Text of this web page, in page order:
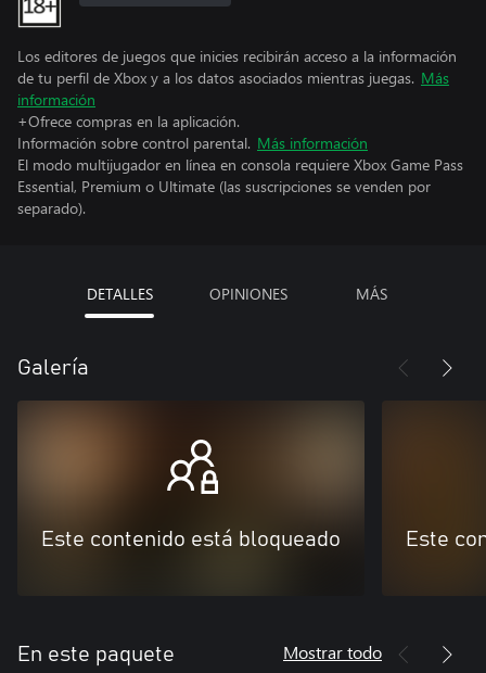
Los editores de juegos que inicies recibirán acceso a la información
de tu perfil de Xbox y a los datos asociados mientras juegas. Más
información
+Ofrece compras en la aplicación.
Información sobre control parental. Más información
El modo multijugador en línea en consola requiere Xbox Game Pass
Essential, Premium o Ultimate (las suscripciones se venden por
separado).
DETALLES OPINIONES MÁS
Galería
Este contenido está bloqueado Este
En este paquete Mostrar todo